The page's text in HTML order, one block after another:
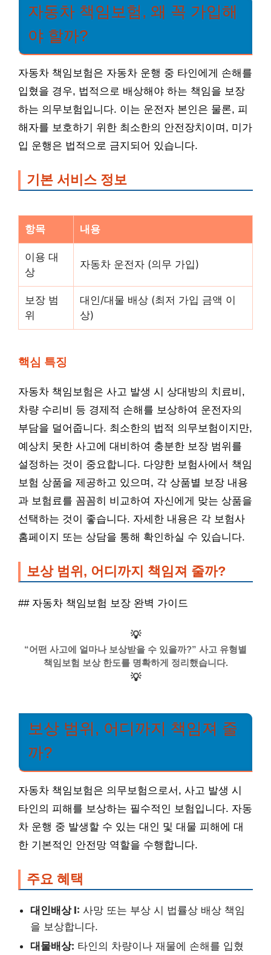
자동차 책임보험, 왜 꼭 가입해
야 할까?
자동차 책임보험은 자동차 운행 중 타인에게 손해를
입혔을 경우, 법적으로 배상해야 하는 책임을 보장
하는 의무보험입니다. 이는 운전자 본인은 물론, 피
해자를 보호하기 위한 최소한의 안전장치이며, 미가
입 운행은 법적으로 금지되어 있습니다.
기본 서비스 정보
항목 내용
이용 대
상
자동차 운전자 (의무 가입)
보장 범
위
대인/대물 배상 (최저 가입 금액 이
상)
핵심 특징
자동차 책임보험은 사고 발생 시 상대방의 치료비,
차량 수리비 등 경제적 손해를 보상하여 운전자의
부담을 덜어줍니다. 최소한의 법적 의무보험이지만,
예상치 못한 사고에 대비하여 충분한 보장 범위를
설정하는 것이 중요합니다. 다양한 보험사에서 책임
보험 상품을 제공하고 있으며, 각 상품별 보장 내용
과 보험료를 꼼꼼히 비교하여 자신에게 맞는 상품을
선택하는 것이 좋습니다. 자세한 내용은 각 보험사
홈페이지 또는 상담을 통해 확인하실 수 있습니다.
보상 범위, 어디까지 책임져 줄까?
## 자동차 책임보험 보장 완벽 가이드
💡
“어떤 사고에 얼마나 보상받을 수 있을까?” 사고 유형별
책임보험 보상 한도를 명확하게 정리했습니다.
💡
보상 범위, 어디까지 책임져 줄
까?
자동차 책임보험은 의무보험으로서, 사고 발생 시
타인의 피해를 보상하는 필수적인 보험입니다. 자동
차 운행 중 발생할 수 있는 대인 및 대물 피해에 대
한 기본적인 안전망 역할을 수행합니다.
주요 혜택
대인배상 I: 사망 또는 부상 시 법률상 배상 책임
을 보상합니다.
대물배상: 타인의 차량이나 재물에 손해를 입혔